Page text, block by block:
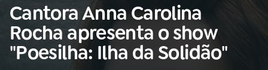
Buscar
na
Rádio
Nacional
Buscar
Cantora Anna Carolina
Rocha apresenta o show
"Poesilha: Ilha da Solidão"